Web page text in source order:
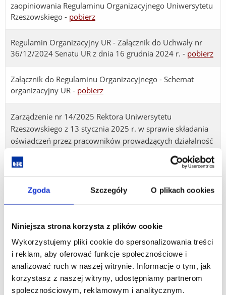
Zgoda Szczegóły O plikach cookies
Niniejsza strona korzysta z plików cookie
Wykorzystujemy pliki cookie do spersonalizowania treści
i reklam, aby oferować funkcje społecznościowe i
analizować ruch w naszej witrynie. Informacje o tym, jak
korzystasz z naszej witryny, udostępniamy partnerom
społecznościowym, reklamowym i analitycznym.
zaopiniowania Regulaminu Organizacyjnego Uniwersytetu
Rzeszowskiego - pobierz
Regulamin Organizacyjny UR - Załącznik do Uchwały nr
36/12/2024 Senatu UR z dnia 16 grudnia 2024 r. - pobierz
Załącznik do Regulaminu Organizacyjnego - Schemat
organizacyjny UR - pobierz
Zarządzenie nr 14/2025 Rektora Uniwersytetu
Rzeszowskiego z 13 stycznia 2025 r. w sprawie składania
oświadczeń przez pracowników prowadzących działalność
działalności naukowej, na potrzeby ewaluacji jakości
publikacji naukowych (zawiera załączniki do zarządzenia) -
pobierz